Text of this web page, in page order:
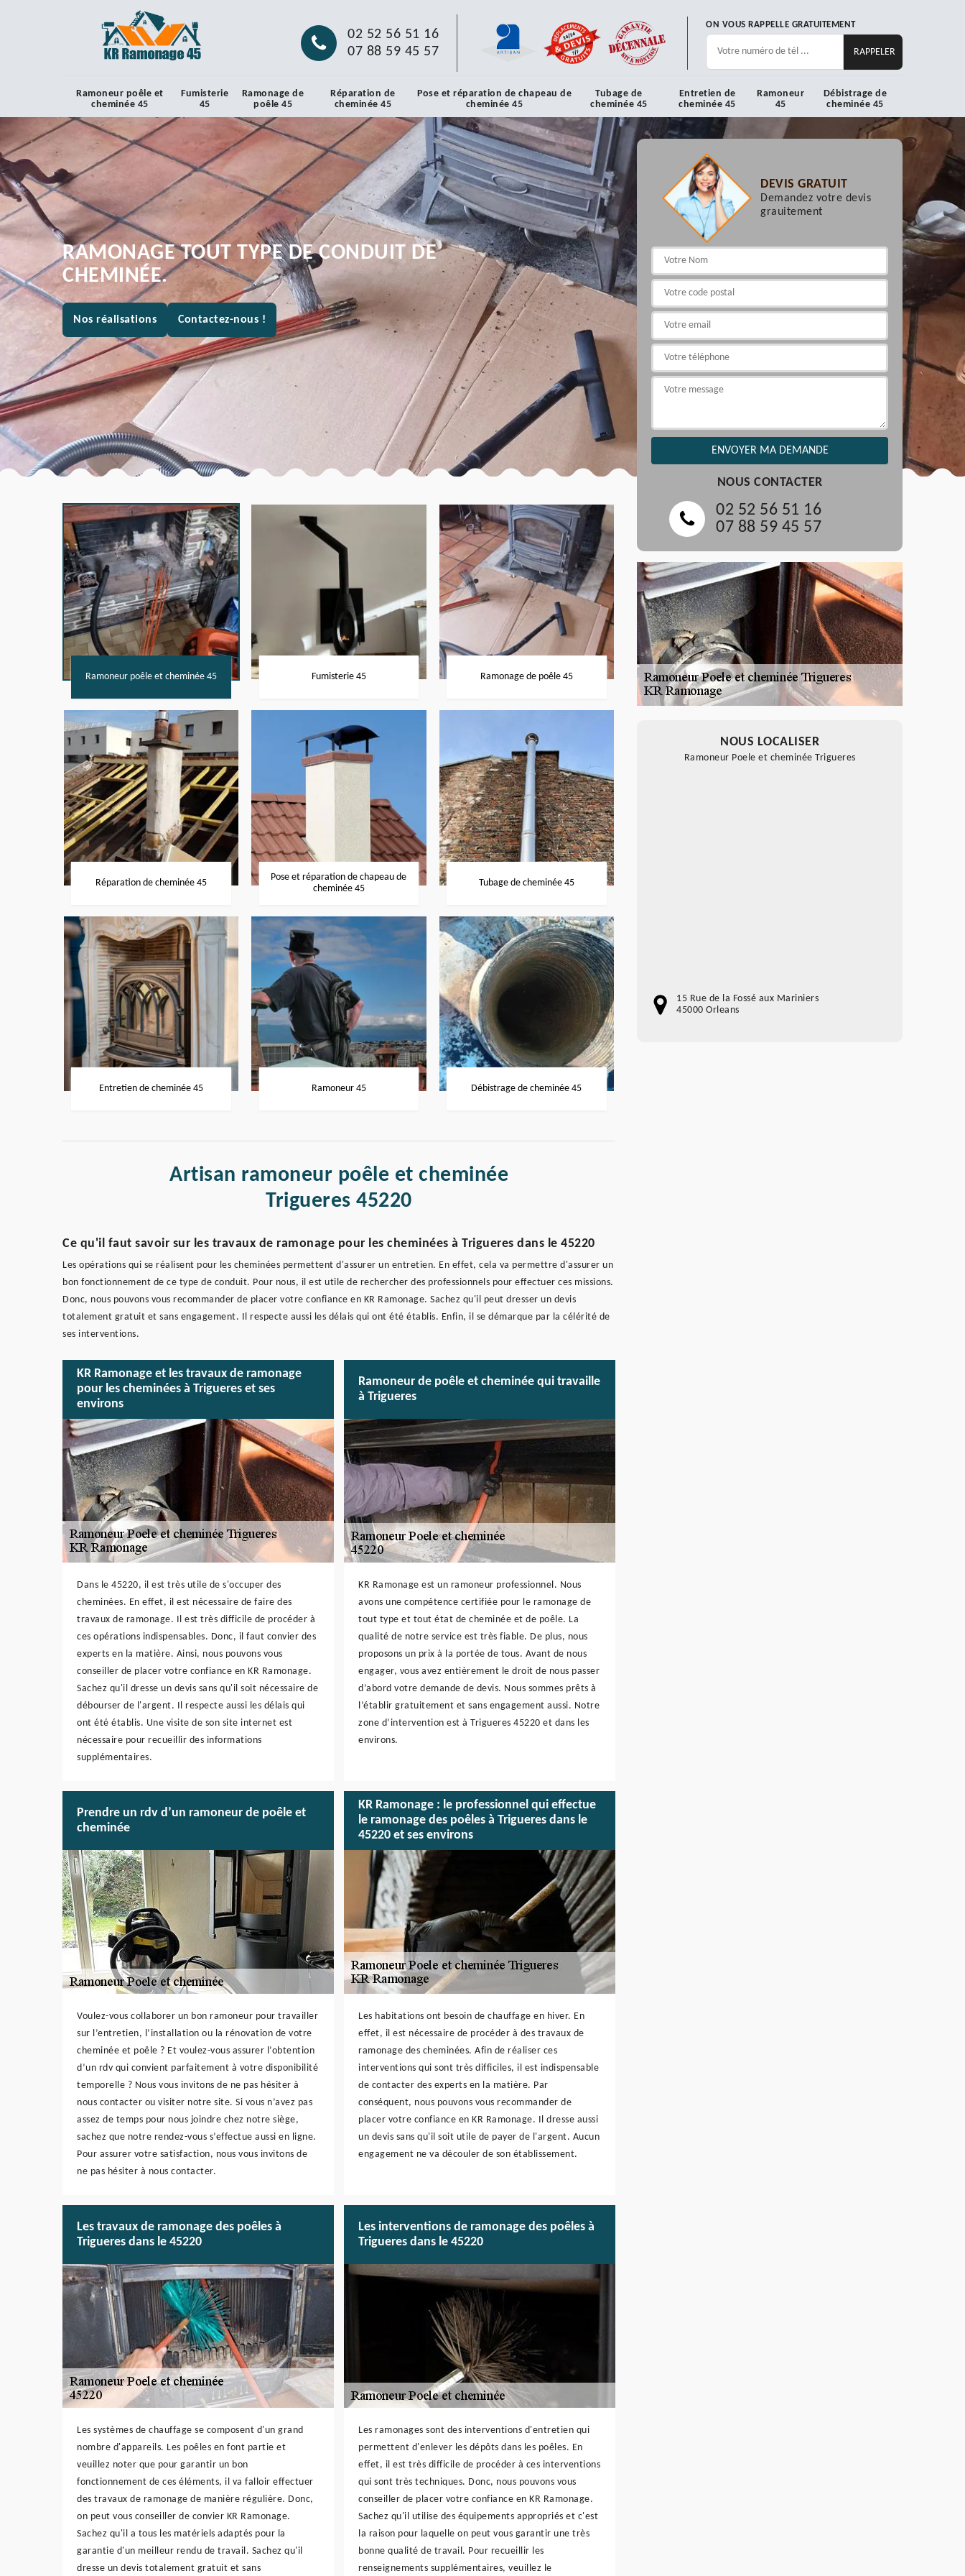
02 52 56 51 16
07 88 59 45 57
ON VOUS RAPPELLE GRATUITEMENT
Ramoneur poêle et
cheminée 45
Fumisterie
45
Ramonage de
poêle 45
Réparation de
cheminée 45
Pose et réparation de chapeau de
cheminée 45
Tubage de
cheminée 45
Entretien de
cheminée 45
Ramoneur
45
Débistrage de
cheminée 45
RAMONAGE TOUT TYPE DE CONDUIT DE
CHEMINÉE.
Nos réalisations Contactez-nous !
Ramoneur poêle et cheminée 45 Fumisterie 45 Ramonage de poêle 45
Réparation de cheminée 45
Pose et réparation de chapeau de
cheminée 45
Tubage de cheminée 45
Entretien de cheminée 45 Ramoneur 45 Débistrage de cheminée 45
Artisan ramoneur poêle et cheminée
Trigueres 45220
Ce qu'il faut savoir sur les travaux de ramonage pour les cheminées à Trigueres dans le 45220
Les opérations qui se réalisent pour les cheminées permettent d'assurer un entretien. En effet, cela va permettre d'assurer un
bon fonctionnement de ce type de conduit. Pour nous, il est utile de rechercher des professionnels pour effectuer ces missions.
Donc, nous pouvons vous recommander de placer votre confiance en KR Ramonage. Sachez qu'il peut dresser un devis
totalement gratuit et sans engagement. Il respecte aussi les délais qui ont été établis. Enfin, il se démarque par la célérité de
ses interventions.
KR Ramonage et les travaux de ramonage
pour les cheminées à Trigueres et ses
environs
Dans le 45220, il est très utile de s'occuper des
cheminées. En effet, il est nécessaire de faire des
travaux de ramonage. Il est très difficile de procéder à
ces opérations indispensables. Donc, il faut convier des
experts en la matière. Ainsi, nous pouvons vous
conseiller de placer votre confiance en KR Ramonage.
Sachez qu'il dresse un devis sans qu'il soit nécessaire de
débourser de l'argent. Il respecte aussi les délais qui
ont été établis. Une visite de son site internet est
nécessaire pour recueillir des informations
supplémentaires.
Ramoneur de poêle et cheminée qui travaille
à Trigueres
KR Ramonage est un ramoneur professionnel. Nous
avons une compétence certifiée pour le ramonage de
tout type et tout état de cheminée et de poêle. La
qualité de notre service est très fiable. De plus, nous
proposons un prix à la portée de tous. Avant de nous
engager, vous avez entièrement le droit de nous passer
d’abord votre demande de devis. Nous sommes prêts à
l’établir gratuitement et sans engagement aussi. Notre
zone d’intervention est à Trigueres 45220 et dans les
environs.
Prendre un rdv d’un ramoneur de poêle et
cheminée
Voulez-vous collaborer un bon ramoneur pour travailler
sur l’entretien, l’installation ou la rénovation de votre
cheminée et poêle ? Et voulez-vous assurer l’obtention
d’un rdv qui convient parfaitement à votre disponibilité
temporelle ? Nous vous invitons de ne pas hésiter à
nous contacter ou visiter notre site. Si vous n’avez pas
assez de temps pour nous joindre chez notre siège,
sachez que notre rendez-vous s’effectue aussi en ligne.
Pour assurer votre satisfaction, nous vous invitons de
ne pas hésiter à nous contacter.
KR Ramonage : le professionnel qui effectue
le ramonage des poêles à Trigueres dans le
45220 et ses environs
Les habitations ont besoin de chauffage en hiver. En
effet, il est nécessaire de procéder à des travaux de
ramonage des cheminées. Afin de réaliser ces
interventions qui sont très difficiles, il est indispensable
de contacter des experts en la matière. Par
conséquent, nous pouvons vous recommander de
placer votre confiance en KR Ramonage. Il dresse aussi
un devis sans qu'il soit utile de payer de l'argent. Aucun
engagement ne va découler de son établissement.
Les travaux de ramonage des poêles à
Trigueres dans le 45220
Les systèmes de chauffage se composent d'un grand
nombre d'appareils. Les poêles en font partie et
veuillez noter que pour garantir un bon
fonctionnement de ces éléments, il va falloir effectuer
des travaux de ramonage de manière régulière. Donc,
on peut vous conseiller de convier KR Ramonage.
Sachez qu'il a tous les matériels adaptés pour la
garantie d'un meilleur rendu de travail. Sachez qu'il
dresse un devis totalement gratuit et sans
Les interventions de ramonage des poêles à
Trigueres dans le 45220
Les ramonages sont des interventions d'entretien qui
permettent d'enlever les dépôts dans les poêles. En
effet, il est très difficile de procéder à ces interventions
qui sont très techniques. Donc, nous pouvons vous
conseiller de placer votre confiance en KR Ramonage.
Sachez qu'il utilise des équipements appropriés et c'est
la raison pour laquelle on peut vous garantir une très
bonne qualité de travail. Pour recueillir les
renseignements supplémentaires, veuillez le
DEVIS GRATUIT
Demandez votre devis
grauitement
NOUS CONTACTER
02 52 56 51 16
07 88 59 45 57
NOUS LOCALISER
Ramoneur Poele et cheminée Trigueres
15 Rue de la Fossé aux Mariniers
45000 Orleans